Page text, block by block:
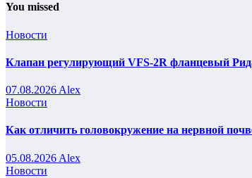
You missed
Новости
Клапан регулирующий VFS-2R фланцевый
07.08.2026 Alex
Новости
Как отличить головокружение на нервной
05.08.2026 Alex
Новости